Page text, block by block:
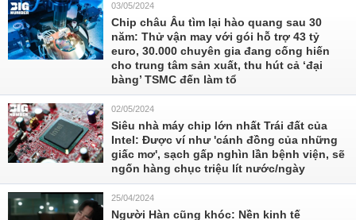
03/05/2024
Chip châu Âu tìm lại hào quang sau 30
năm: Thử vận may với gói hỗ trợ 43 tỷ
euro, 30.000 chuyên gia đang cống hiến
cho trung tâm sản xuất, thu hút cả ‘đại
bàng’ TSMC đến làm tổ
02/05/2024
Siêu nhà máy chip lớn nhất Trái đất của
Intel: Được ví như 'cánh đồng của những
giấc mơ', sạch gấp nghìn lần bệnh viện, sẽ
ngốn hàng chục triệu lít nước/ngày
25/04/2024
Người Hàn cũng khóc: Nền kinh tế